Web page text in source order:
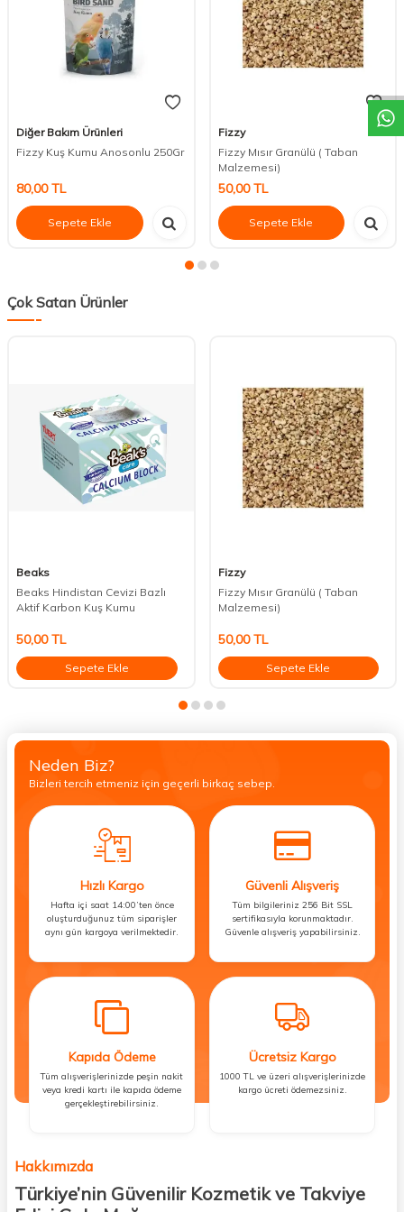
Diğer Bakım Ürünleri
Fizzy Kuş Kumu Anosonlu 250Gr
80,00TL
Sepete Ekle
Fizzy
Fizzy Mısır Granülü ( Taban
Malzemesi)
50,00TL
Sepete Ekle
Çok Satan Ürünler
Beaks
Beaks Hindistan Cevizi Bazlı
Aktif Karbon Kuş Kumu
50,00TL
Sepete Ekle
Fizzy
Fizzy Mısır Granülü ( Taban
Malzemesi)
50,00TL
Sepete Ekle
Neden Biz?
Bizleri tercih etmeniz için geçerli birkaç sebep.
Hızlı Kargo
Hafta içi saat 14:00’ten önce
oluşturduğunuz tüm siparişler
aynı gün kargoya verilmektedir.
Güvenli Alışveriş
Tüm bilgileriniz 256 Bit SSL
sertifikasıyla korunmaktadır.
Güvenle alışveriş yapabilirsiniz.
Kapıda Ödeme
Tüm alışverişlerinizde peşin nakit
veya kredi kartı ile kapıda ödeme
gerçekleştirebilirsiniz.
Ücretsiz Kargo
1000 TL ve üzeri alışverişlerinizde
kargo ücreti ödemezsiniz.
Hakkımızda
Türkiye’nin Güvenilir Kozmetik ve Takviye